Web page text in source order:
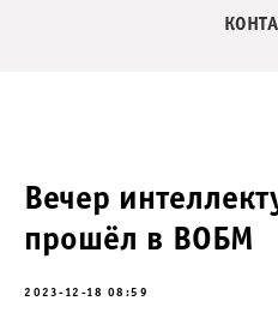
Вечер
прошёл в ВОБМ
2023-12-18 08:59